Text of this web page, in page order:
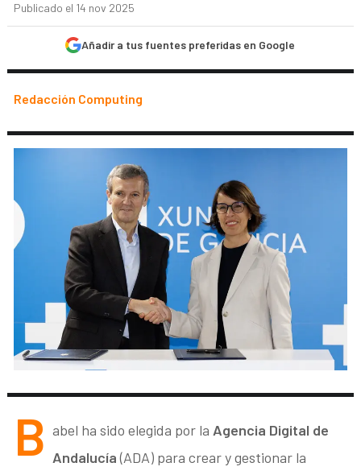
Publicado el 14 nov 2025
Añadir a tus fuentes preferidas en Google
Redacción Computing
B abel ha sido elegida por la Agencia Digital de
Andalucía(ADA) para crear y gestionar la